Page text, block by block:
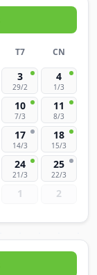
T7 CN
3
29/2
4
1/3
10
7/3
11
8/3
17
14/3
18
15/3
24
21/3
25
22/3
1 2